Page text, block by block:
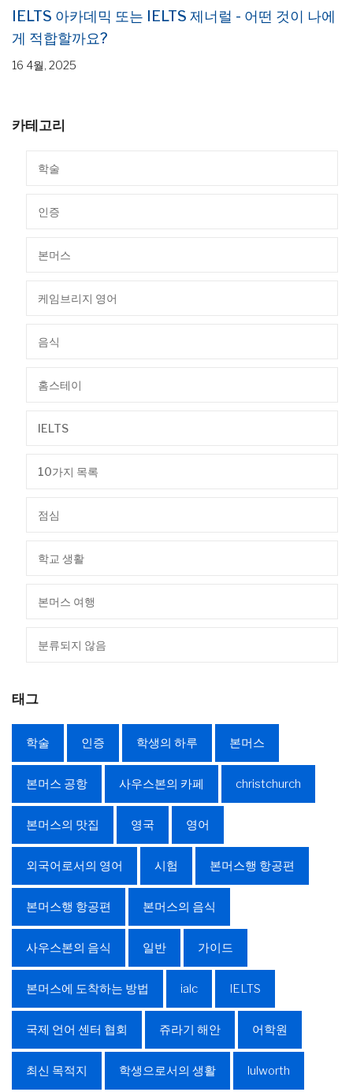
IELTS 아카데믹 또는 IELTS 제너럴 - 어떤 것이 나에
게 적합할까요?
16 4월, 2025
카테고리
학술
인증
본머스
케임브리지 영어
음식
홈스테이
IELTS
10가지 목록
점심
학교 생활
본머스 여행
분류되지 않음
태그
학술 인증 학생의 하루 본머스
본머스 공항 사우스본의 카페 christchurch
본머스의 맛집 영국 영어
외국어로서의 영어 시험 본머스행 항공편
본머스행 항공편 본머스의 음식
사우스본의 음식 일반 가이드
본머스에 도착하는 방법 ialc IELTS
국제 언어 센터 협회 쥬라기 해안 어학원
최신 목적지 학생으로서의 생활 lulworth